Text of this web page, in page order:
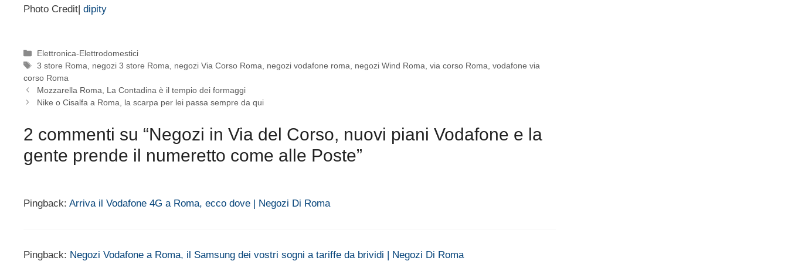
Photo Credit| dipity
Categorie
Elettronica-Elettrodomestici
Tag
3 store Roma negozi 3 store Roma negozi Via Corso Roma negozi vodafone roma negozi Wind Roma ,via corso Roma ,vodafone via
corso Roma
Mozzarella Roma, La Contadina è il tempio dei formaggi
Nike o Cisalfa a Roma, la scarpa per lei passa sempre da qui
2 commenti su “Negozi in Via del Corso, nuovi piani Vodafone e la
gente prende il numeretto come alle Poste”
Pingback: Arriva il Vodafone 4G a Roma, ecco dove | Negozi Di Roma
Pingback: Negozi Vodafone a Roma, il Samsung dei vostri sogni a tariffe da brividi | Negozi Di Roma